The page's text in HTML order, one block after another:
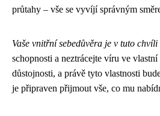
průtahy – vše se vyvíjí správným
Vaše vnitřní sebedůvěra je v tuto
schopnosti a neztrácejte víru ve
důstojnosti, a právě tyto vlastnosti
je připraven přijmout vše, co mu